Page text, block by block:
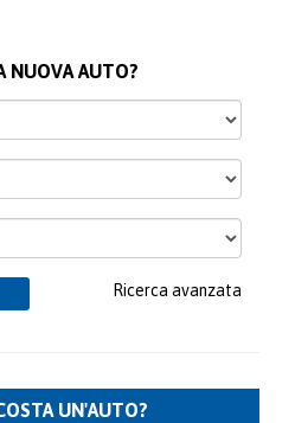
NUOVA AUTO?
Ricerca avanzata
UN'AUTO?